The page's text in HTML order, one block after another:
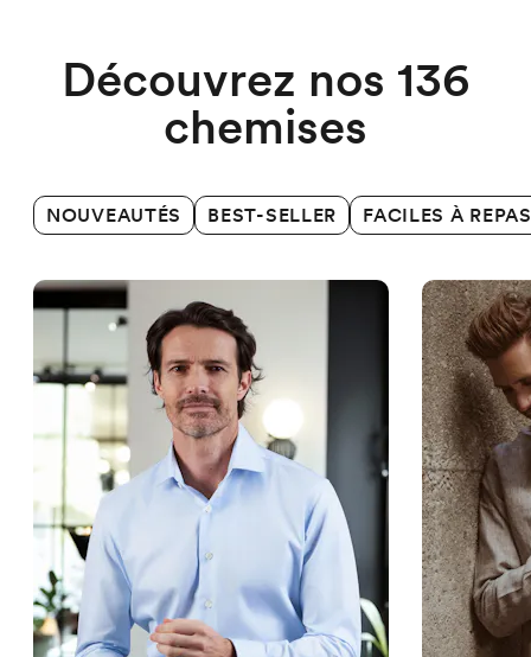
Découvrez nos 136
chemises
NOUVEAUTÉS BEST-SELLER FACILES À
Chemises Business